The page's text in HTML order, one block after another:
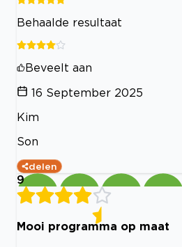
Behaalde resultaat
Beveelt aan
16 September 2025
Kim
Son
delen
9
Mooi programma op maat